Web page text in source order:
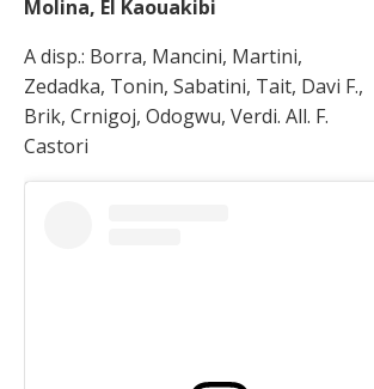
Molina, El Kaouakibi
A disp.: Borra, Mancini, Martini,
Zedadka, Tonin, Sabatini, Tait, Davi F.,
Brik, Crnigoj, Odogwu, Verdi. All. F.
Castori